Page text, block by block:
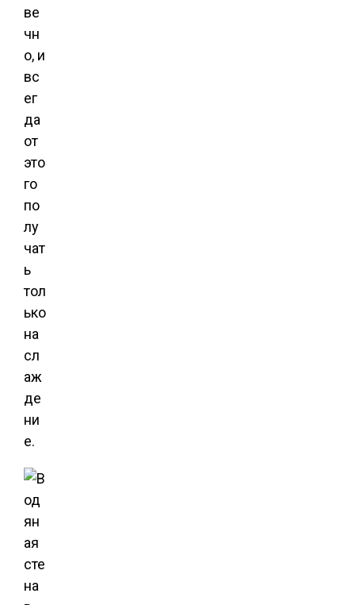
ве
чн
о, и
вс
ег
да
от
это
го
по
лу
чат
ь
тол
ько
на
сл
аж
де
ни
е.